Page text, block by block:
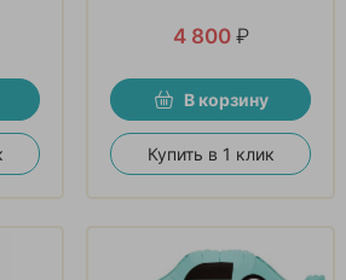
4 800 ₽
В корзину
Купить в 1 клик